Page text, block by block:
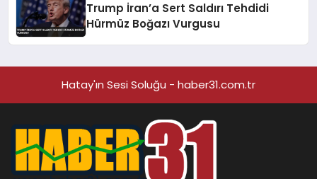
Trump İran’a Sert Saldırı Tehdidi
Hürmüz Boğazı Vurgusu
Hatay'ın Sesi Soluğu - haber31.com.tr